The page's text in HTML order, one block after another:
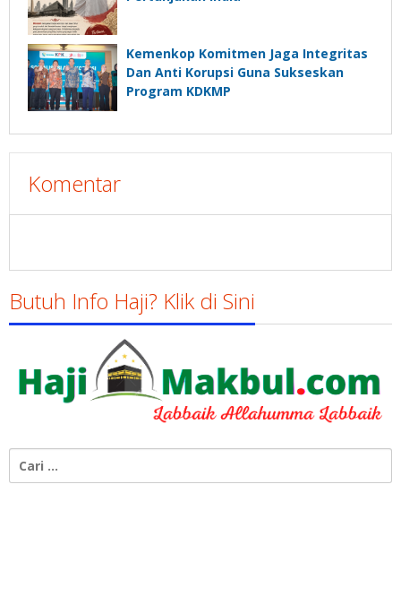
Kemenkop Komitmen Jaga Integritas
Dan Anti Korupsi Guna Sukseskan
Program KDKMP
Komentar
Butuh Info Haji? Klik di Sini
untuk: